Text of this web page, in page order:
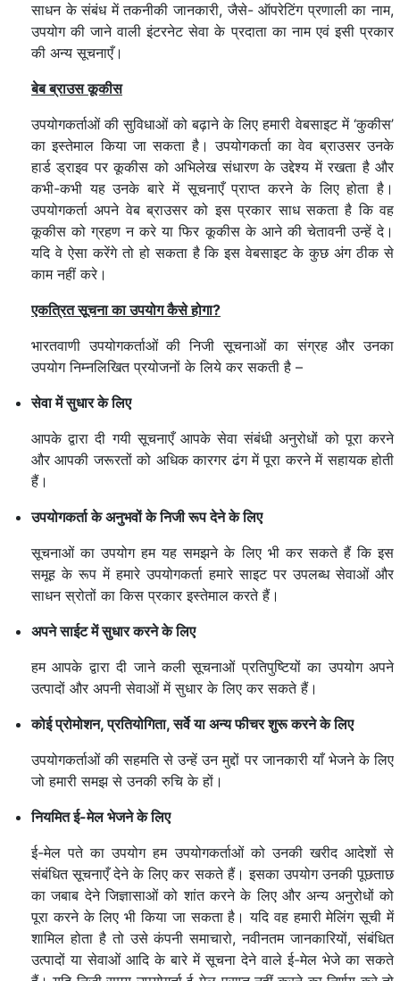
साधन के संबंध में तकनीकी जानकारी, जैसे- ऑपरेटिंग प्रणाली का नाम,
उपयोग की जाने वाली इंटरनेट सेवा के प्रदाता का नाम एवं इसी प्रकार
की अन्य सूचनाएँ।
बेब ब्राउस कूकीस
उपयोगकर्ताओं की सुविधाओं को बढ़ाने के लिए हमारी वेबसाइट में ‘कुकीस’
का इस्तेमाल किया जा सकता है। उपयोगकर्ता का वेव ब्राउसर उनके
हार्ड ड्राइव पर कूकीस को अभिलेख संधारण के उद्देश्य में रखता है और
कभी-कभी यह उनके बारे में सूचनाएँ प्राप्त करने के लिए होता है।
उपयोगकर्ता अपने वेब ब्राउसर को इस प्रकार साध सकता है कि वह
कूकीस को ग्रहण न करे या फिर कूकीस के आने की चेतावनी उन्हें दे।
यदि वे ऐसा करेंगे तो हो सकता है कि इस वेबसाइट के कुछ अंग ठीक से
काम नहीं करे।
एकत्रित सूचना का उपयोग कैसे होगा?
भारतवाणी उपयोगकर्ताओं की निजी सूचनाओं का संग्रह और उनका
उपयोग निम्नलिखित प्रयोजनों के लिये कर सकती है –
सेवा में सुधार के लिए
आपके द्वारा दी गयी सूचनाएँ आपके सेवा संबंधी अनुरोधों को पूरा करने
और आपकी जरूरतों को अधिक कारगर ढंग में पूरा करने में सहायक होती
हैं।
उपयोगकर्ता के अनुभवों के निजी रूप देने के लिए
सूचनाओं का उपयोग हम यह समझने के लिए भी कर सकते हैं कि इस
समूह के रूप में हमारे उपयोगकर्ता हमारे साइट पर उपलब्ध सेवाओं और
साधन स्रोतों का किस प्रकार इस्तेमाल करते हैं।
अपने साईट में सुधार करने के लिए
हम आपके द्वारा दी जाने कली सूचनाओं प्रतिपुष्टियों का उपयोग अपने
उत्पादों और अपनी सेवाओं में सुधार के लिए कर सकते हैं।
कोई प्रोमोशन,प्रतियोगिता,सर्वे या अन्य फीचर शुरू करने के लिए
उपयोगकर्ताओं की सहमति से उन्हें उन मुद्दों पर जानकारी याँ भेजने के लिए
जो हमारी समझ से उनकी रुचि के हों।
नियमित ई-मेल भेजने के लिए
ई-मेल पते का उपयोग हम उपयोगकर्ताओं को उनकी खरीद आदेशों से
संबंधित सूचनाएँ देने के लिए कर सकते हैं। इसका उपयोग उनकी पूछताछ
का जबाब देने जिज्ञासाओं को शांत करने के लिए और अन्य अनुरोधों को
पूरा करने के लिए भी किया जा सकता है। यदि वह हमारी मेलिंग सूची में
शामिल होता है तो उसे कंपनी समाचारो, नवीनतम जानकारियों, संबंधित
उत्पादों या सेवाओं आदि के बारे में सूचना देने वाले ई-मेल भेजे का सकते